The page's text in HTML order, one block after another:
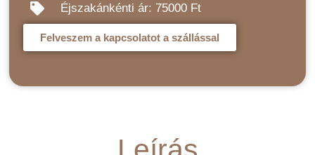
Éjszakánkénti ár: 75000 Ft
Felveszem a kapcsolatot a szállással